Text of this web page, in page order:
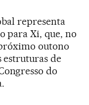
representa
para Xi, que, no
outono
estruturas de
do